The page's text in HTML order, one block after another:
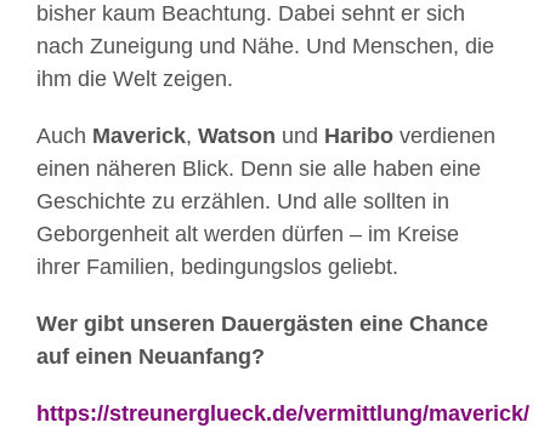
bisher kaum Beachtung. Dabei sehnt er sich
nach Zuneigung und Nähe. Und Menschen, die
ihm die Welt zeigen.
Auch Maverick, Watson und Haribo verdienen
einen näheren Blick. Denn sie alle haben eine
Geschichte zu erzählen. Und alle sollten in
Geborgenheit alt werden dürfen – im Kreise
ihrer Familien, bedingungslos geliebt.
Wer gibt unseren Dauergästen eine Chance
auf einen Neuanfang?
https://streunerglueck.de/vermittlung/maverick/